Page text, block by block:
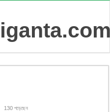
130 পড়েছেন